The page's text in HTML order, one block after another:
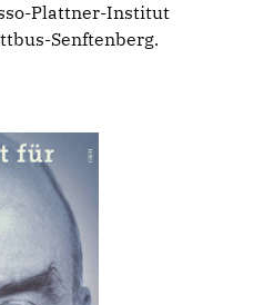
Plattner-Institut
Senftenberg.